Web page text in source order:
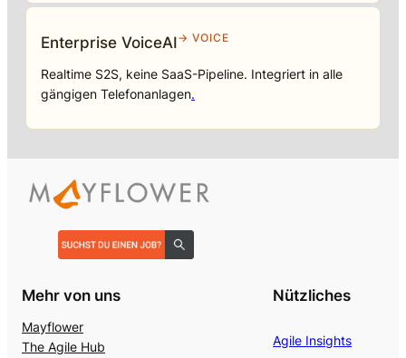
Enterprise VoiceAI→ VOICE
Realtime S2S, keine SaaS-Pipeline. Integriert in alle
gängigen Telefonanlagen.
Mehr von uns
Mayflower
The Agile Hub
Nützliches
Agile Insights